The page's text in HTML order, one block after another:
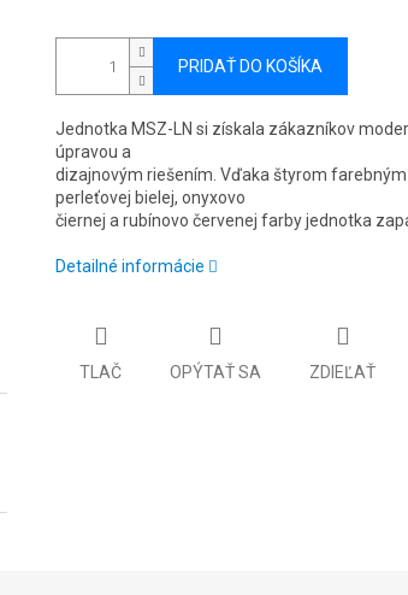
PRIDAŤ DO KOŠÍKA
Jednotka MSZ-LN si získala zákazníkov
úpravou a
dizajnovým riešením. Vďaka štyrom
perleťovej bielej, onyxovo
čiernej a rubínovo červenej farby jednotka
Detailné informácie
TLAČ OPÝTAŤ SA ZDIEĽAŤ